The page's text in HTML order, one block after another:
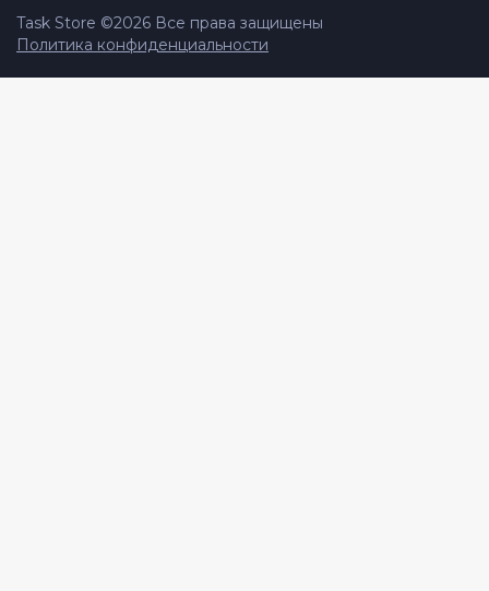
Task Store ©2026 Все права защищены
Политика конфиденциальности